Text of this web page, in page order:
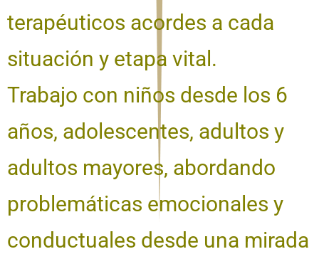
terapéuticos acordes a cada
situación y etapa vital.
Trabajo con niños desde los 6
años, adolescentes, adultos y
adultos mayores, abordando
problemáticas emocionales y
conductuales desde una mirada